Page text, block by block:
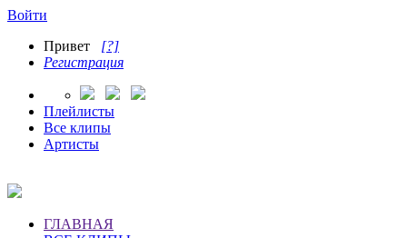
Войти
Привет [?]
Регистрация
Плейлисты
Все клипы
Артисты
ГЛАВНАЯ